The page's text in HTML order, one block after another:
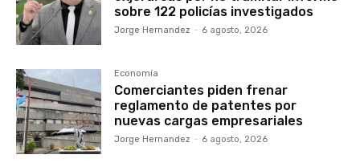
sobre 122 policías investigados
Jorge Hernandez - 6 agosto, 2026
Economía
Comerciantes piden frenar
reglamento de patentes por
nuevas cargas empresariales
Jorge Hernandez - 6 agosto, 2026